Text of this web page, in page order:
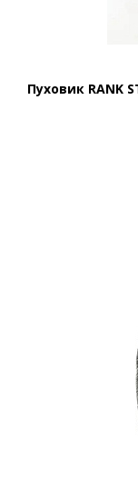
Пуховик RANK